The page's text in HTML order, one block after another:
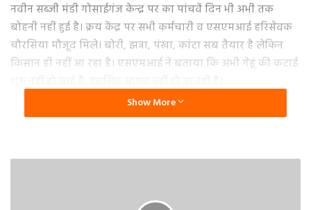
नवीन सब्जी मंडी गोसाईगंज केन्द्र पर का पांचवें दिन भी अभी तक
बोहनी नहीं हुई है। क्रय केंद्र पर सभी कर्मचारी व एसएमआई हरिसेवक
चौरसिया मौजूद मिले। बोरी, झन्ना, पंखा, कांटा सब तैयार है लेकिन
किसान ही नहीं आ रहा है। एसएमआई ने बताया कि अभी गेहूं की कटाई
यहां तो अभी ताला ही लटक रहा
Show More